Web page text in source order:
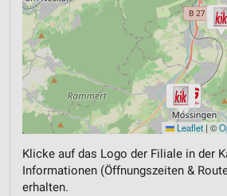
Leaflet | ©
Klicke auf das Logo der Filiale in der
Informationen (Öffnungszeiten &
erhalten.